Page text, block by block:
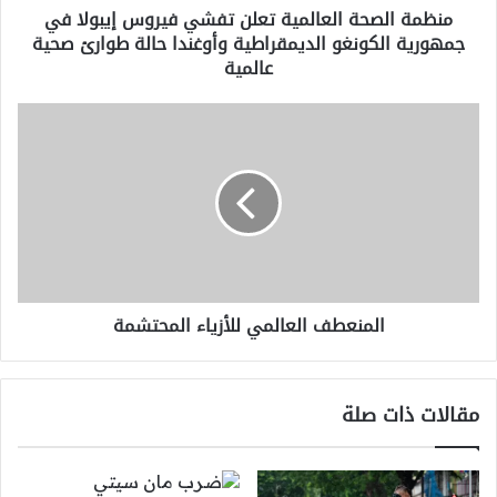
الكونغو
الديمقراطية
طوارئ
منظمة الصحة العالمية تعلن تفشي فيروس إيبولا في
جمهورية الكونغو الديمقراطية وأوغندا حالة طوارئ صحية
عالمية
المنعطف العالمي للأزياء المحتشمة
مقالات ذات صلة